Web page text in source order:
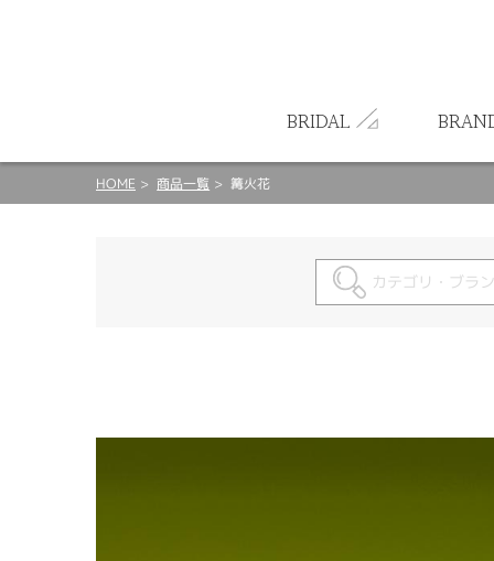
BRIDAL
HOME 商品一覧 篝火花